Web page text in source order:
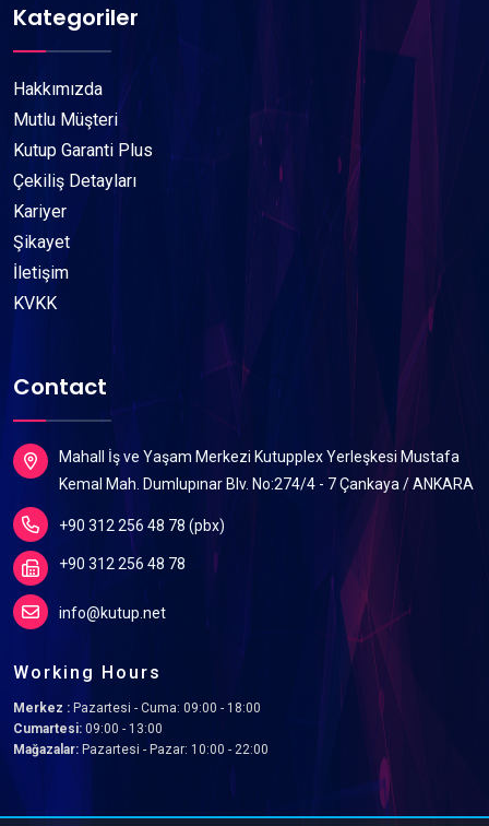
Kategoriler
Hakkımızda
Mutlu Müşteri
Kutup Garanti Plus
Çekiliş Detayları
Kariyer
Şikayet
İletişim
KVKK
Contact
Mahall İş ve Yaşam Merkezi Kutupplex Yerleşkesi Mustafa
Kemal Mah. Dumlupınar Blv. No:274/4 - 7 Çankaya / ANKARA
+90 312 256 48 78 (pbx)
+90 312 256 48 78
info@kutup.net
Working Hours
Merkez : Pazartesi - Cuma: 09:00 - 18:00
Cumartesi: 09:00 - 13:00
Mağazalar: Pazartesi - Pazar: 10:00 - 22:00